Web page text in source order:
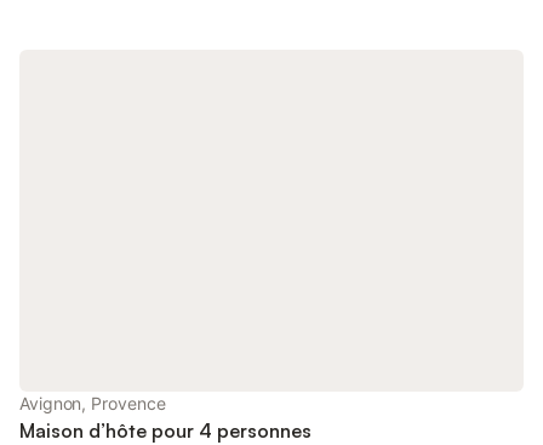
Avignon, Provence
Maison d’hôte pour 4 personnes